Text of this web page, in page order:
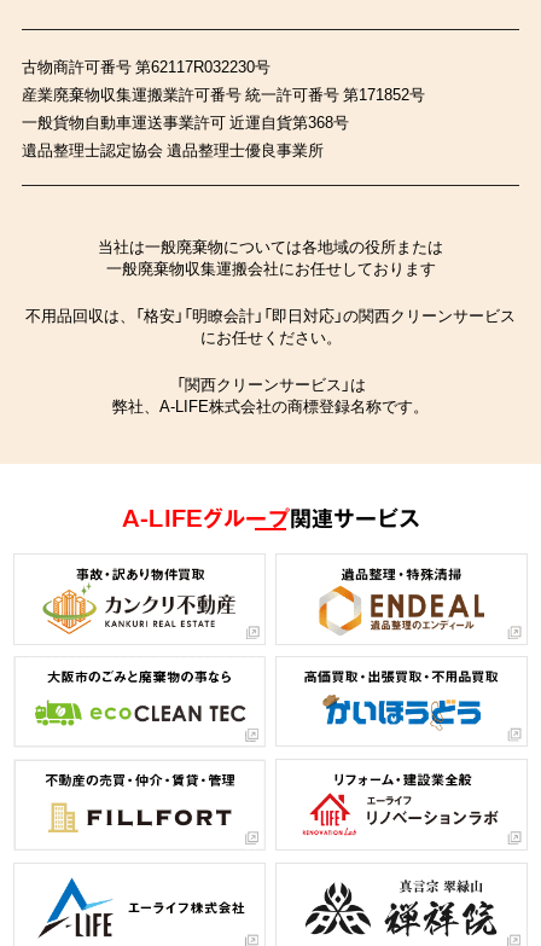
古物商許可番号 第62117R032230号
産業廃棄物収集運搬業許可番号 統一許可番号 第171852号
一般貨物自動車運送事業許可 近運自貨第368号
遺品整理士認定協会 遺品整理士優良事業所
当社は一般廃棄物については各地域の役所または
一般廃棄物収集運搬会社にお任せしております
不用品回収は、「格安」「明瞭会計」「即日対応」の関西クリーンサービス
にお任せください。
「関西クリーンサービス」は
弊社、A-LIFE株式会社の商標登録名称です。
A-LIFEグループ関連サービス